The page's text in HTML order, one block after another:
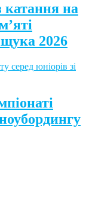
катання на
2026